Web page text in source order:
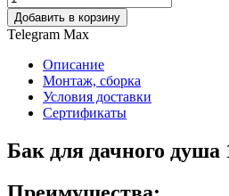
Добавить в корзину
Telegram Max
Описание
Монтаж, сборка
Условия доставки
Сертификаты
Бак для дачного душа